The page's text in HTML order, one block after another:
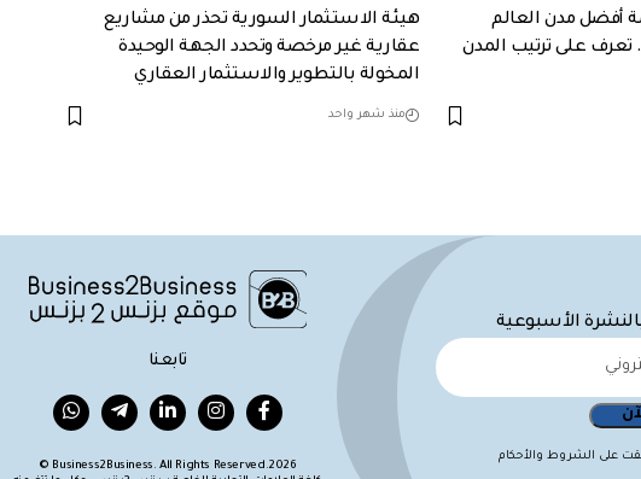
أفضل مدن العالم
تعرف على ترتيب المدن
هيئة الاستثمار السورية تحذر من مشاريع
عقارية غير مرخصة وتحدد الجهة الوحيدة
المخولة بالتطوير والاستثمار العقاري
منذ شهر واحد
الأسبوعية
على الشروط والأحكام
تابعنا
Business2Business. All Rights Reserved.2026 ©